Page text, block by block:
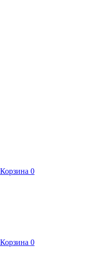
Корзина 0
Корзина 0